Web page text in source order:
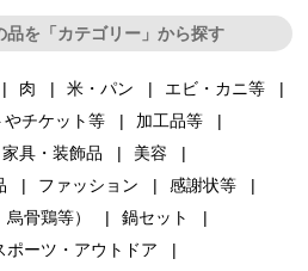
品を「カテゴリー」から探す
肉 米・パン
エビ・カニ等
やチケット等
加工品等
家具・装飾品
美容
ファッション
感謝状等
骨鶏等）
鍋セット
ポーツ・アウトドア